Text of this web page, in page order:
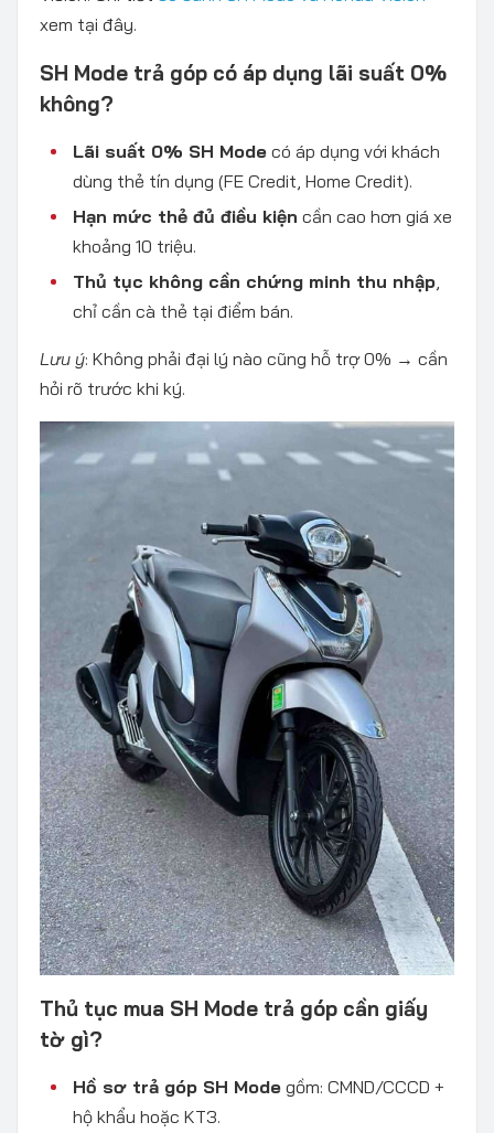
xem tại đây.
SH Mode trả góp có áp dụng lãi suất 0%
không?
Lãi suất 0% SH Mode có áp dụng với khách
dùng thẻ tín dụng (FE Credit, Home Credit).
Hạn mức thẻ đủ điều kiện cần cao hơn giá xe
khoảng 10 triệu.
Thủ tục không cần chứng minh thu nhập,
chỉ cần cà thẻ tại điểm bán.
Lưu ý: Không phải đại lý nào cũng hỗ trợ 0% → cần
hỏi rõ trước khi ký.
Thủ tục mua SH Mode trả góp cần giấy
tờ gì?
Hồ sơ trả góp SH Mode gồm: CMND/CCCD +
hộ khẩu hoặc KT3.